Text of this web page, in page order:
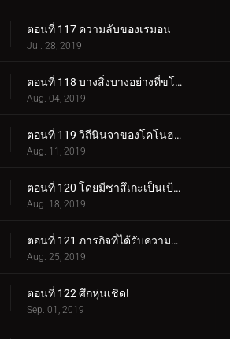
ตอนที่ 117 ความลับของเรมอน
Jul. 28, 2019
ตอนที่ 118 บางสิ่งบางอย่างที่ขโมยความทรงจำ
Aug. 04, 2019
ตอนที่ 119 วิถีนินจาของโคโนฮะมารุ
Aug. 11, 2019
ตอนที่ 120 โดยมีซาสึเกะเป็นเป้าหมาย
Aug. 18, 2019
ตอนที่ 121 ภารกิจที่ได้รับความไว้วางใจ: ปกป้อง One Tails!
Aug. 25, 2019
ตอนที่ 122 ศึกหุ่นเชิด!
Sep. 01, 2019